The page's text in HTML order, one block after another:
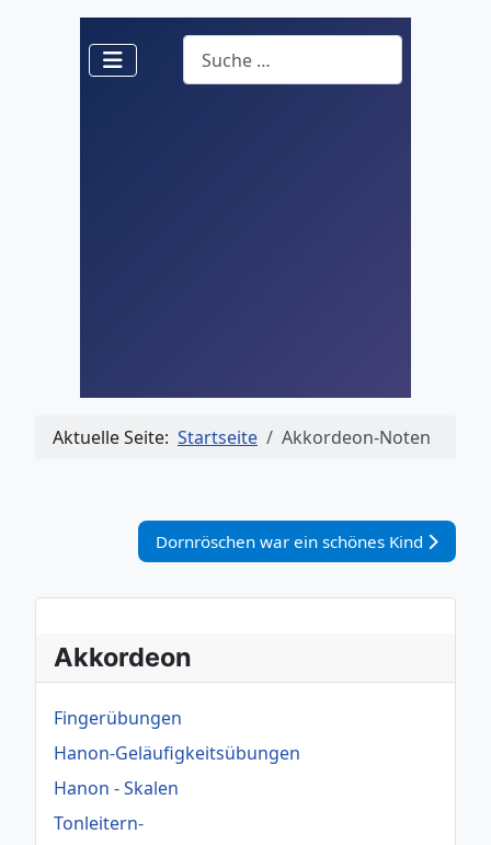
Suchen
Aktuelle Seite: Startseite Akkordeon-Noten
Nächster Beitrag: Dornröschen war ein
Dornröschen war ein schönes Kind
Akkordeon
Fingerübungen
Hanon-Geläufigkeitsübungen
Hanon - Skalen
Tonleitern-